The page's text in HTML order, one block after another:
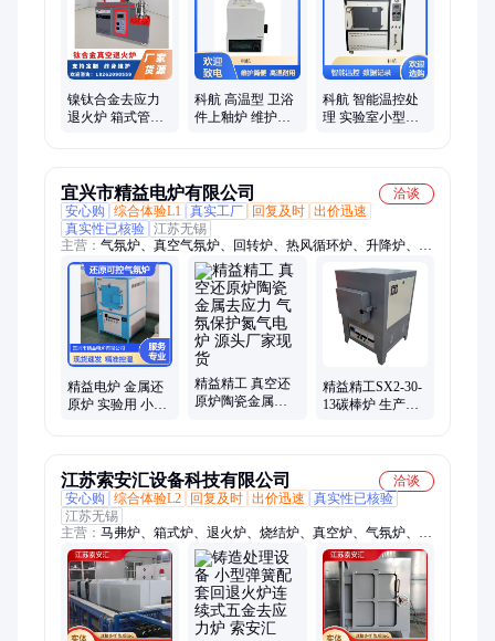
镍钛合金去应力
退火炉 箱式管式
科航 高温型 卫浴
件上釉炉 维护简
科航 智能温控处
理 实验室小型气
宜兴市精益电炉有限公司
洽谈
安心购
综合体验L1 真实工厂 回复及时 出价迅速
真实性已核验 江苏无锡
主营： 气氛炉、真空气氛炉、回转炉、热风循环炉、升降炉、实
验气氛炉、工业窑炉、保护气氛炉、箱式电炉、管式电炉、氢气
炉、氮气炉、实验电炉、推板炉、推板窑、陶瓷电窑、回转窑
精益电炉 金属还
原炉 实验用 小型
精益精工 真空还
原炉陶瓷金属去
精益精工SX2-30-
13碳棒炉 生产用
江苏索安汇设备科技有限公司
洽谈
安心购
综合体验L2 回复及时 出价迅速
真实性已核验
江苏无锡
主营： 马弗炉、箱式炉、退火炉、烧结炉、真空炉、气氛炉、实
验炉、煅烧炉、推板炉、高温炉、排胶炉、台车炉、网带炉、烧
银炉、淬火炉、回转窑、旋转窑、隧道窑